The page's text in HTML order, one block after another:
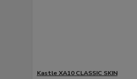
Kastle XA10 CLASSIC SKIN